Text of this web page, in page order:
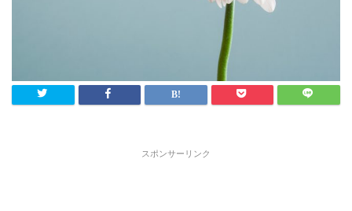
スポンサーリンク